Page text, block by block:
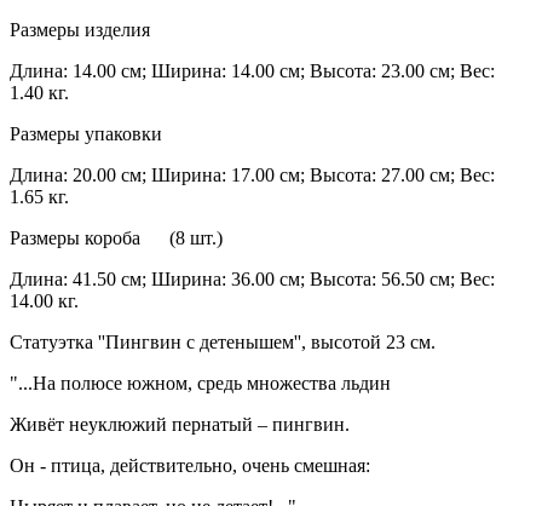
Размеры изделия
Длина: 14.00 см; Ширина: 14.00 см; Высота: 23.00 см; Вес:
1.40 кг.
Размеры упаковки
Длина: 20.00 см; Ширина: 17.00 см; Высота: 27.00 см; Вес:
1.65 кг.
Размеры короба (8 шт.)
Длина: 41.50 см; Ширина: 36.00 см; Высота: 56.50 см; Вес:
14.00 кг.
Статуэтка ''Пингвин с детенышем'', высотой 23 см.
"...На полюсе южном, средь множества льдин
Живёт неуклюжий пернатый – пингвин.
Он - птица, действительно, очень смешная: